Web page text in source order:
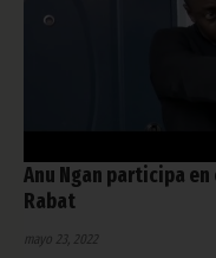
Anu Ngan participa
Rabat
mayo 23, 2022